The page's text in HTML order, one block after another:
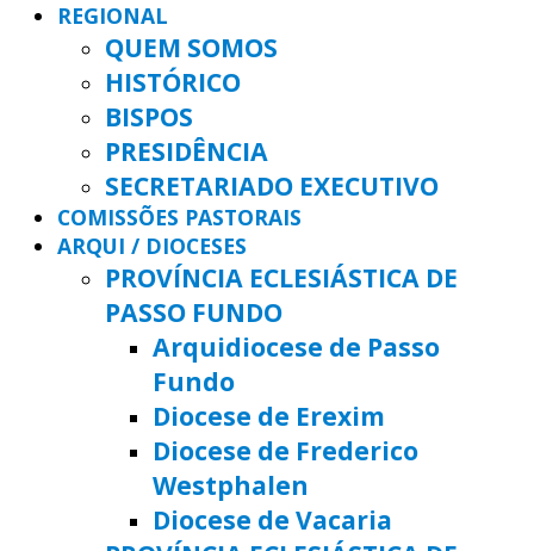
REGIONAL
QUEM SOMOS
HISTÓRICO
BISPOS
PRESIDÊNCIA
SECRETARIADO EXECUTIVO
COMISSÕES PASTORAIS
ARQUI / DIOCESES
PROVÍNCIA ECLESIÁSTICA DE
PASSO FUNDO
Arquidiocese de Passo
Fundo
Diocese de Erexim
Diocese de Frederico
Westphalen
Diocese de Vacaria